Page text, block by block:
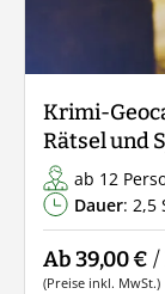
Krimi-
Rätsel und
ab 12
Dauer: 2,5
Ab 39,00 € /
(Preise inkl. MwSt.)